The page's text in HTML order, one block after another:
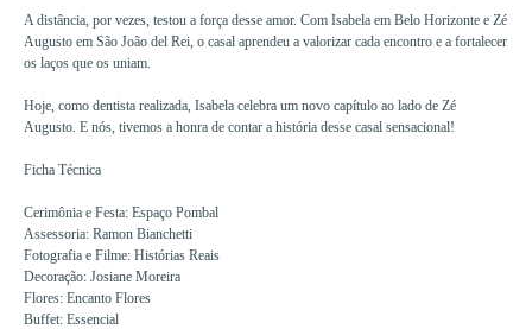
A distância, por vezes, testou a força desse amor. Com Isabela em Belo Horizonte e Zé
Augusto em São João del Rei, o casal aprendeu a valorizar cada encontro e a fortalecer
os laços que os uniam.
Hoje, como dentista realizada, Isabela celebra um novo capítulo ao lado de Zé
Augusto. E nós, tivemos a honra de contar a história desse casal sensacional!
Ficha Técnica
Cerimônia e Festa: Espaço Pombal
Assessoria: Ramon Bianchetti
Fotografia e Filme: Histórias Reais
Decoração: Josiane Moreira
Flores: Encanto Flores
Buffet: Essencial